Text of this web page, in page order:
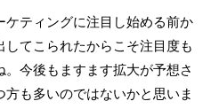
ティングに注目し始める前か
してこられたからこそ注目度も
今後もますます拡大が予想さ
も多いのではないかと思いま